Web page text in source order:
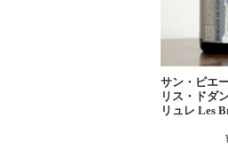
サン・ピエ
リス・ドダ
リュレ Les